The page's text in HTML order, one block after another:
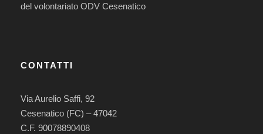
del volontariato ODV Cesenatico
CONTATTI
Via Aurelio Saffi, 92
Cesenatico (FC) – 47042
C.F. 90078890408